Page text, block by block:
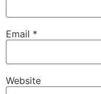
Email *
Website